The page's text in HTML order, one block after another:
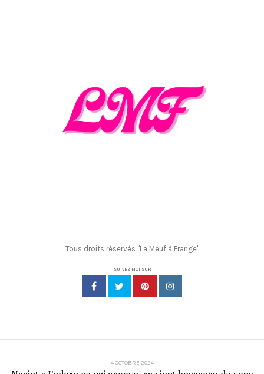
Tous droits réservés "La Meuf à Frange"
SUIVEZ MOI SUR
4 OCTOBRE 2024